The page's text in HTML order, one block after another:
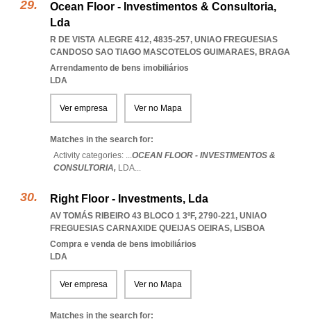
Ocean Floor - Investimentos & Consultoria,
Lda
R DE VISTA ALEGRE 412, 4835-257, UNIAO FREGUESIAS
CANDOSO SAO TIAGO MASCOTELOS GUIMARAES, BRAGA
Arrendamento de bens imobiliários
LDA
Ver empresa Ver no Mapa
Matches in the search for:
Activity categories: ...OCEAN FLOOR - INVESTIMENTOS &
CONSULTORIA, LDA...
Right Floor - Investments, Lda
AV TOMÁS RIBEIRO 43 BLOCO 1 3ºF, 2790-221, UNIAO
FREGUESIAS CARNAXIDE QUEIJAS OEIRAS, LISBOA
Compra e venda de bens imobiliários
LDA
Ver empresa Ver no Mapa
Matches in the search for: